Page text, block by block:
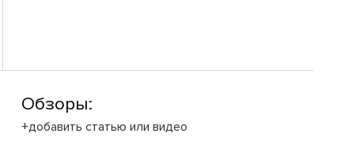
Обзоры:
+добавить статью или видео